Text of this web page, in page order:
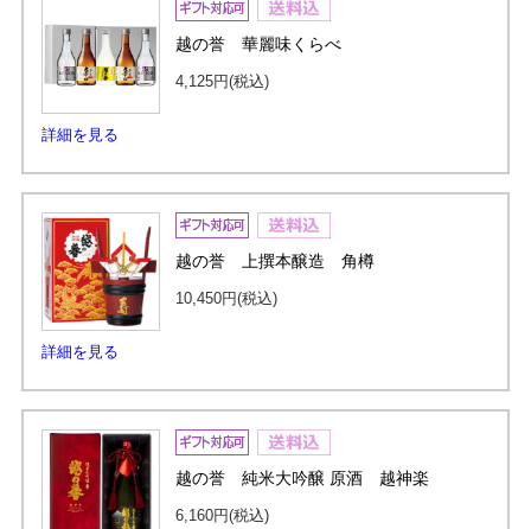
詳細を見る
越の誉 華麗味くらべ
4,125円(税込)
詳細を見る
越の誉 上撰本醸造 角樽
10,450円(税込)
越の誉 純米大吟醸 原酒 越神楽
6,160円(税込)